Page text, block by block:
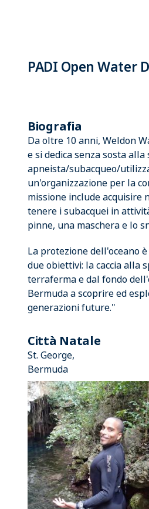
PADI Open Water
Biografia
Da oltre 10 anni, Weldon
e si dedica senza sosta
apneista/subacqueo/
un'organizzazione per la
missione include acquisire
tenere i subacquei in
pinne, una maschera e lo
La protezione dell'oceano
due obiettivi: la caccia alla
terraferma e dal fondo
Bermuda a scoprire ed
generazioni future."
Città Natale
St. George,
Bermuda